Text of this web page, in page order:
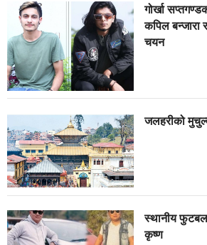
गोर्खा
कपिल बन्जारा
चयन
जलहरीको
स्थानीय फुटबल
कृष्ण